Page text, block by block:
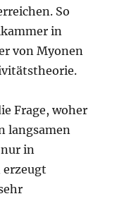
So
in
von Myonen
Frage, woher
langsamen
in